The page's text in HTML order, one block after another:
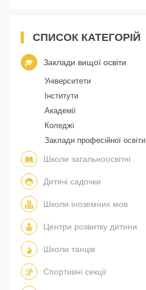
СПИСОК КАТЕГОРІЙ
Заклади вищої освіти
Університети
Інститути
Академії
Коледжі
Заклади професійної освіти
Школи загальноосвітні
Дитячі садочки
Школи іноземних мов
Центри розвитку дитини
Школи танців
Спортивні секції